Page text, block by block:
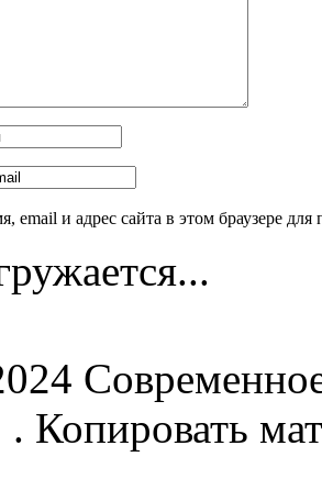
email и адрес сайта в этом браузере
. Копировать